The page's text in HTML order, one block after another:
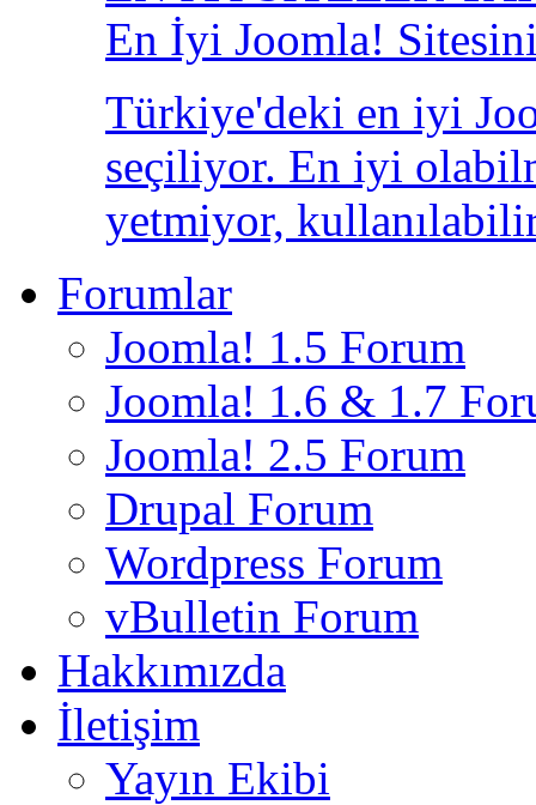
En İyi Joomla!
Türkiye'deki en iyi
seçiliyor. En iyi
yetmiyor,
Forumlar
Joomla! 1.5 Forum
Joomla! 1.6 & 1.7
Joomla! 2.5 Forum
Drupal Forum
Wordpress Forum
vBulletin Forum
Hakkımızda
İletişim
Yayın Ekibi